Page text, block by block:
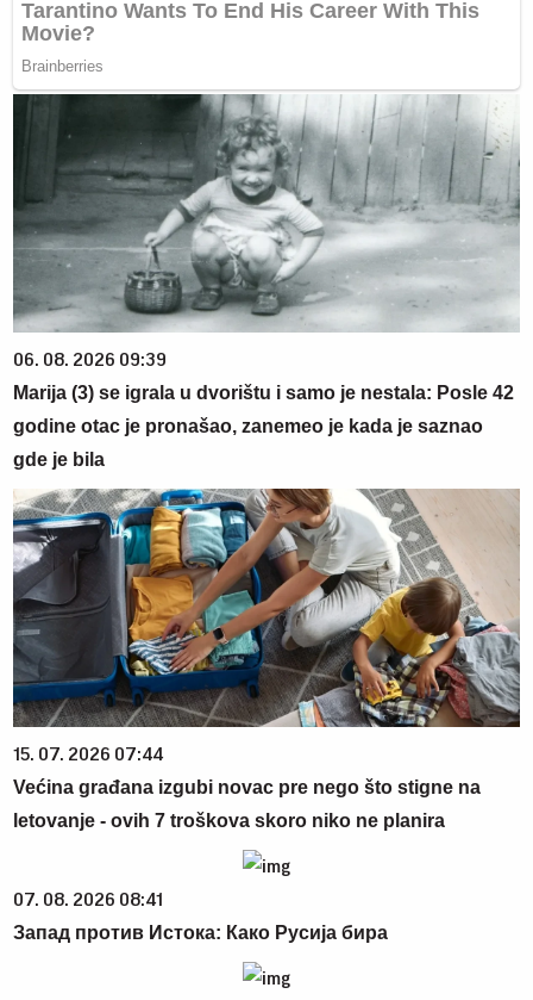
06. 08. 2026 09:39
Marija (3) se igrala u dvorištu i samo je nestala: Posle 42
godine otac je pronašao, zanemeo je kada je saznao
gde je bila
15. 07. 2026 07:44
Većina građana izgubi novac pre nego što stigne na
letovanje - ovih 7 troškova skoro niko ne planira
07. 08. 2026 08:41
Запад против Истока: Како Русија бира